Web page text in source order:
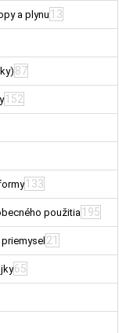
a plynu 13
87
152
133
použitia 195
21
65